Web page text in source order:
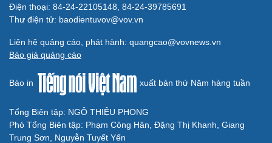
Điện thoại: 84-24-22105148, 84-24-39785691
Thư điện tử: baodientuvov@vov.vn
Liên hệ quảng cáo, phát hành: quangcao@vovnews.vn
Báo giá quảng cáo
Báo in xuất bản thứ Năm hàng tuần
Tổng Biên tập: NGÔ THIỆU PHONG
Phó Tổng Biên tập: Phạm Công Hân, Đặng Thị Khanh, Giang
Trung Sơn, Nguyễn Tuyết Yến